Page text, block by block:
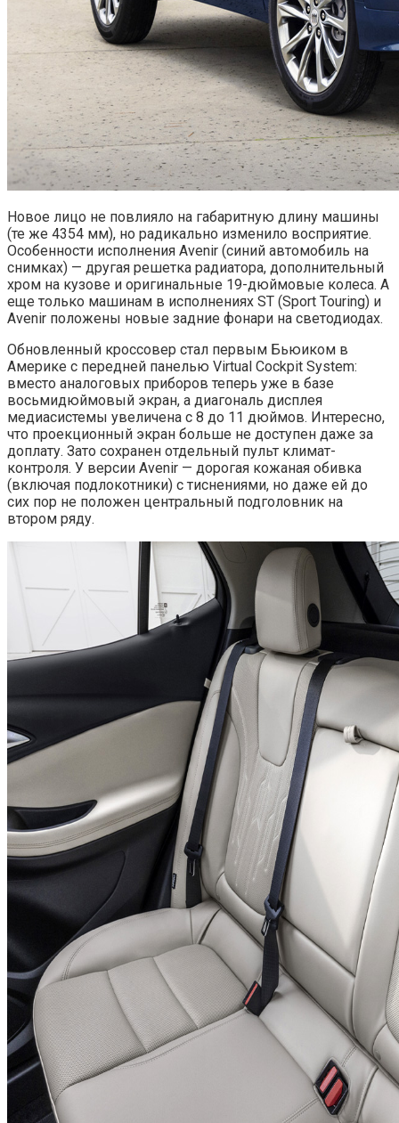
Новое лицо не повлияло на габаритную длину машины
(те же 4354 мм), но радикально изменило восприятие.
Особенности исполнения Avenir (синий автомобиль на
снимках) — другая решетка радиатора, дополнительный
хром на кузове и оригинальные 19-дюймовые колеса. А
еще только машинам в исполнениях ST (Sport Touring) и
Avenir положены новые задние фонари на светодиодах.
Обновленный кроссовер стал первым Бьюиком в
Америке с передней панелью Virtual Cockpit System:
вместо аналоговых приборов теперь уже в базе
восьмидюймовый экран, а диагональ дисплея
медиасистемы увеличена с 8 до 11 дюймов. Интересно,
что проекционный экран больше не доступен даже за
доплату. Зато сохранен отдельный пульт климат-
контроля. У версии Avenir — дорогая кожаная обивка
(включая подлокотники) с тиснениями, но даже ей до
сих пор не положен центральный подголовник на
втором ряду.